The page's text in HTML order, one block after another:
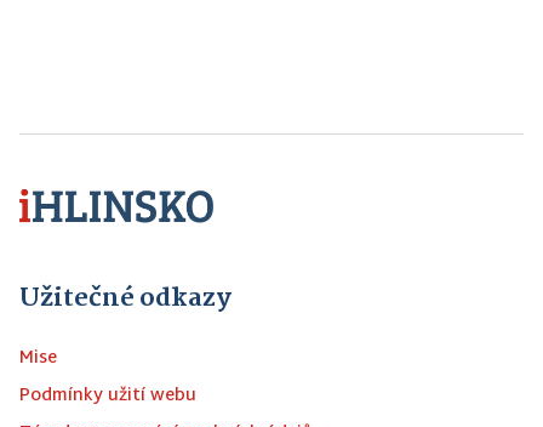
Užitečné odkazy
Mise
Podmínky užití webu